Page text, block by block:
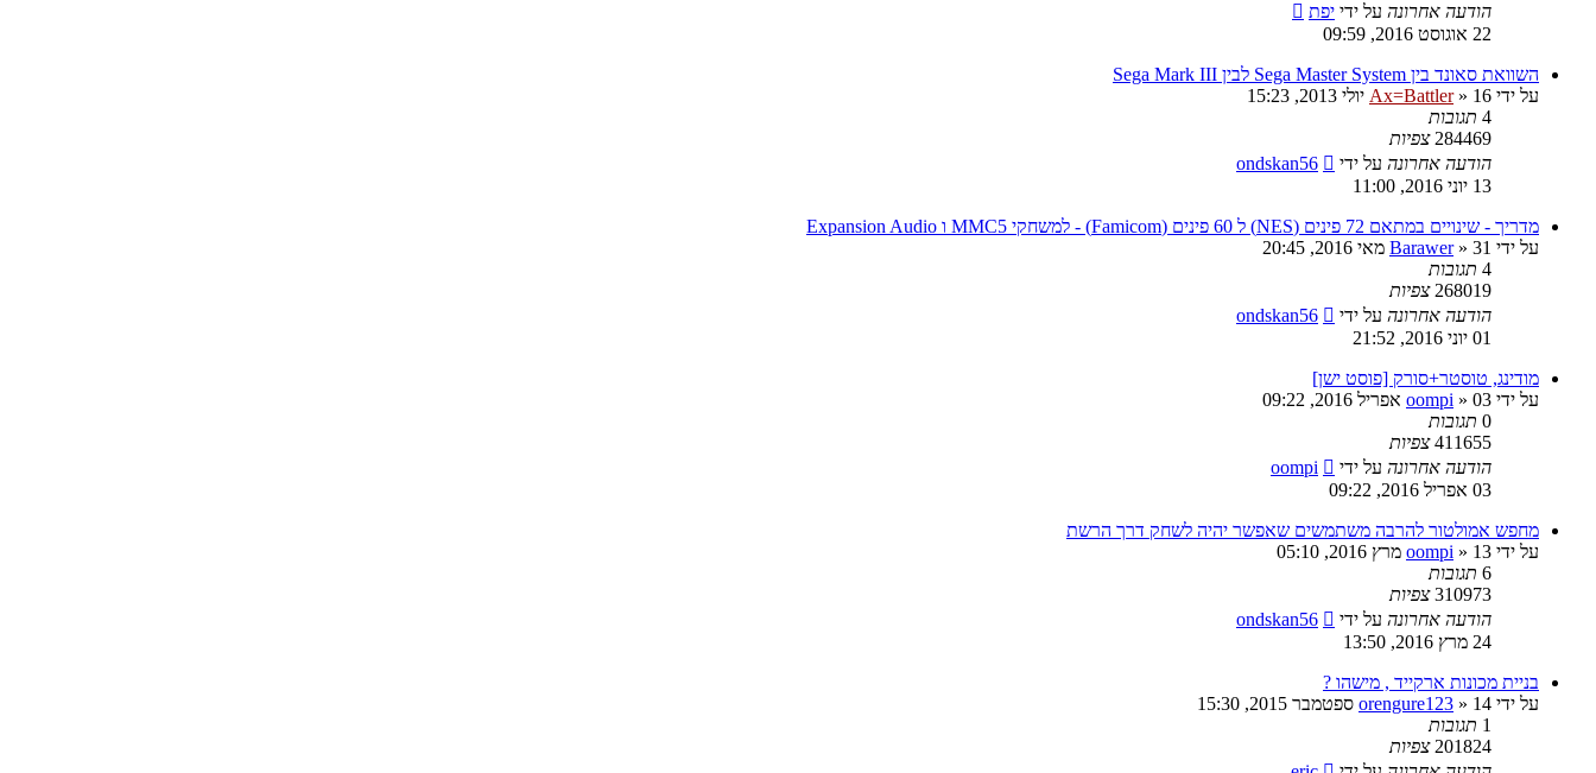
הודעה אחרונה על ידי יפת
22 אוגוסט 2016, 09:59
השוואת סאונד בין Sega Master System לבין Sega Mark III
על ידי
Ax=Battler» 16 יולי 2013, 15:23
4 תגובות
284469 צפיות
הודעה אחרונה על ידי
ondskan56
13 יוני 2016, 11:00
מדריך - שינויים במתאם 72 פינים (NES) ל 60 פינים (Famicom) - למשחקי MMC5 ו Expansion Audio
על ידי
Barawer» 31 מאי 2016, 20:45
4 תגובות
268019 צפיות
הודעה אחרונה על ידי
ondskan56
01 יוני 2016, 21:52
מודינג, טוסטר+סורק [פוסט ישן]
על ידי
oompi » 03 אפריל 2016, 09:22
0 תגובות
411655 צפיות
הודעה אחרונה על ידי
oompi
03 אפריל 2016, 09:22
מחפש אמולטור להרבה משתמשים שאפשר יהיה לשחק דרך הרשת
על ידי
oompi » 13 מרץ 2016, 05:10
6 תגובות
310973 צפיות
הודעה אחרונה על ידי
ondskan56
24 מרץ 2016, 13:50
בניית מכונות ארקייד , מישהו ?
על ידי
orengure123 » 14 ספטמבר 2015, 15:30
1 תגובות
201824 צפיות